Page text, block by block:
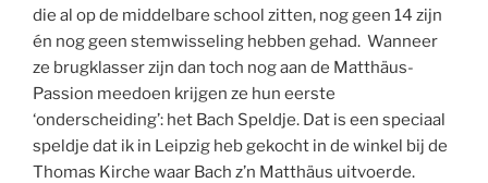
die al op de middelbare school zitten, nog geen 14 zijn
én nog geen stemwisseling hebben gehad. Wanneer
ze brugklasser zijn dan toch nog aan de Matthäus-
Passion meedoen krijgen ze hun eerste
‘onderscheiding’: het Bach Speldje. Dat is een speciaal
speldje dat ik in Leipzig heb gekocht in de winkel bij de
Thomas Kirche waar Bach z’n Matthäus uitvoerde.